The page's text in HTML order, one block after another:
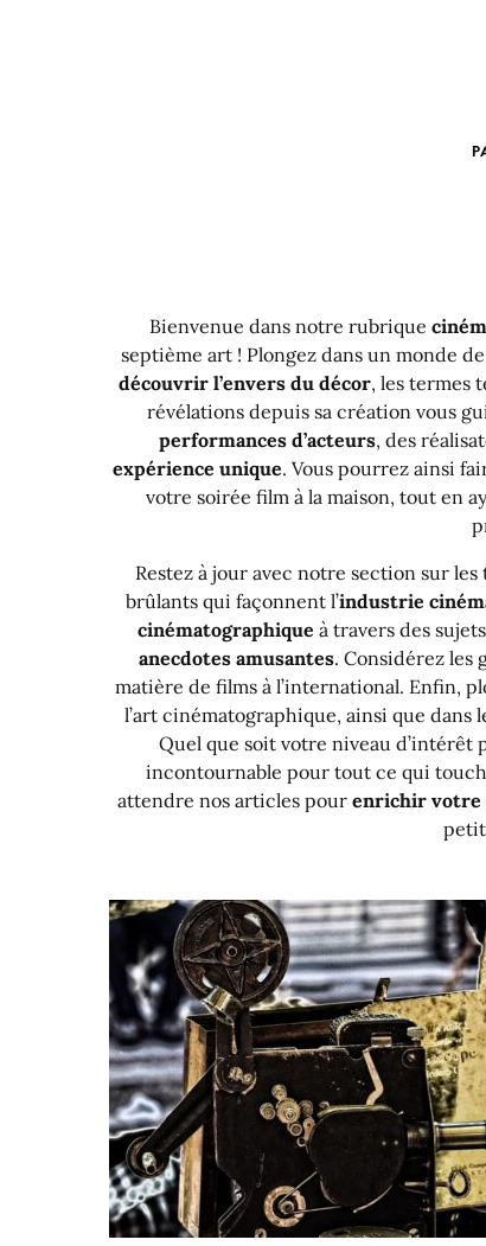
Bienvenue dans notre rubrique
septième art ! Plongez dans un monde
découvrir l’envers du décor, les termes
révélations depuis sa création vous
performances d’acteurs, des
expérience unique. Vous pourrez ainsi
votre soirée film à la maison, tout en
Restez à jour avec notre section sur
brûlants qui façonnent l’industrie
cinématographique à travers des
anecdotes amusantes. Considérez les
matière de films à l’international. Enfin,
l’art cinématographique, ainsi que
Quel que soit votre niveau
incontournable pour tout ce qui
attendre nos articles pour enrichir votre